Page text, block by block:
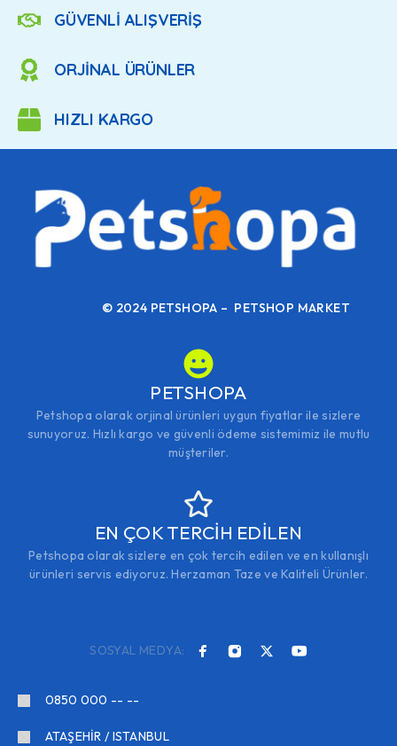
GÜVENLİ ALIŞVERİŞ
ORJİNAL ÜRÜNLER
HIZLI KARGO
© 2024 PETSHOPA – PETSHOP MARKET
PETSHOPA
Petshopa olarak orjinal ürünleri uygun fiyatlar ile sizlere
sunuyoruz. Hızlı kargo ve güvenli ödeme sistemimiz ile mutlu
müşteriler.
EN ÇOK TERCİH EDİLEN
Petshopa olarak sizlere en çok tercih edilen ve en kullanışlı
ürünleri servis ediyoruz. Herzaman Taze ve Kaliteli Ürünler.
SOSYAL MEDYA:
0850 000 -- --
ATAŞEHİR / ISTANBUL